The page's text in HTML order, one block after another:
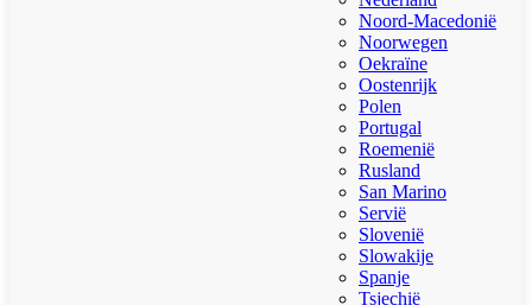
Noord-Macedonië
Noorwegen
Oekraïne
Oostenrijk
Polen
Portugal
Roemenië
Rusland
San Marino
Servië
Slovenië
Slowakije
Spanje
Tsjechië